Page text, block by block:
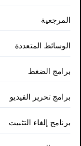
المرجعية
الوسائط المتعددة
برامج الضغط
برامج تحرير الفيديو
برنامج إلغاء التثبيت